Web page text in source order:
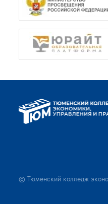
© Тюменский колледж